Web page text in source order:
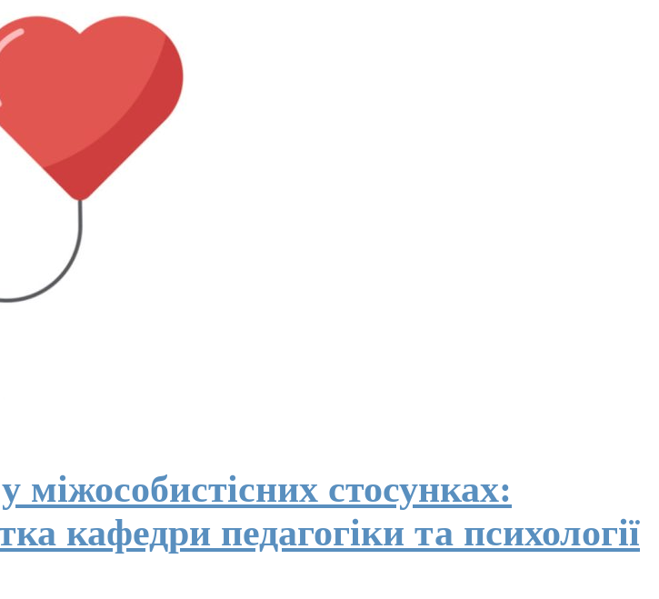
міжособистісних стосунках:
кафедри педагогіки та психології